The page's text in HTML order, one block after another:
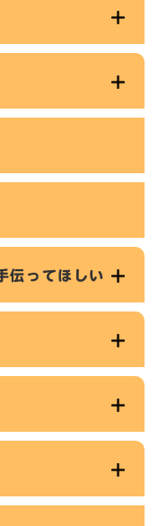
伝ってほしい